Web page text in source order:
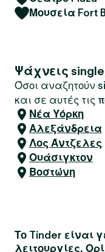
Μουσεία Fort
Ψάχνεις
Όσοι αναζητούν
και σε αυτές τις
Νέα Υόρκη
Αλεξάνδρεια
Λος Άντζελες
Ουάσιγκτον
Βοστώνη
Το Tinder είναι
λειτουργίες.